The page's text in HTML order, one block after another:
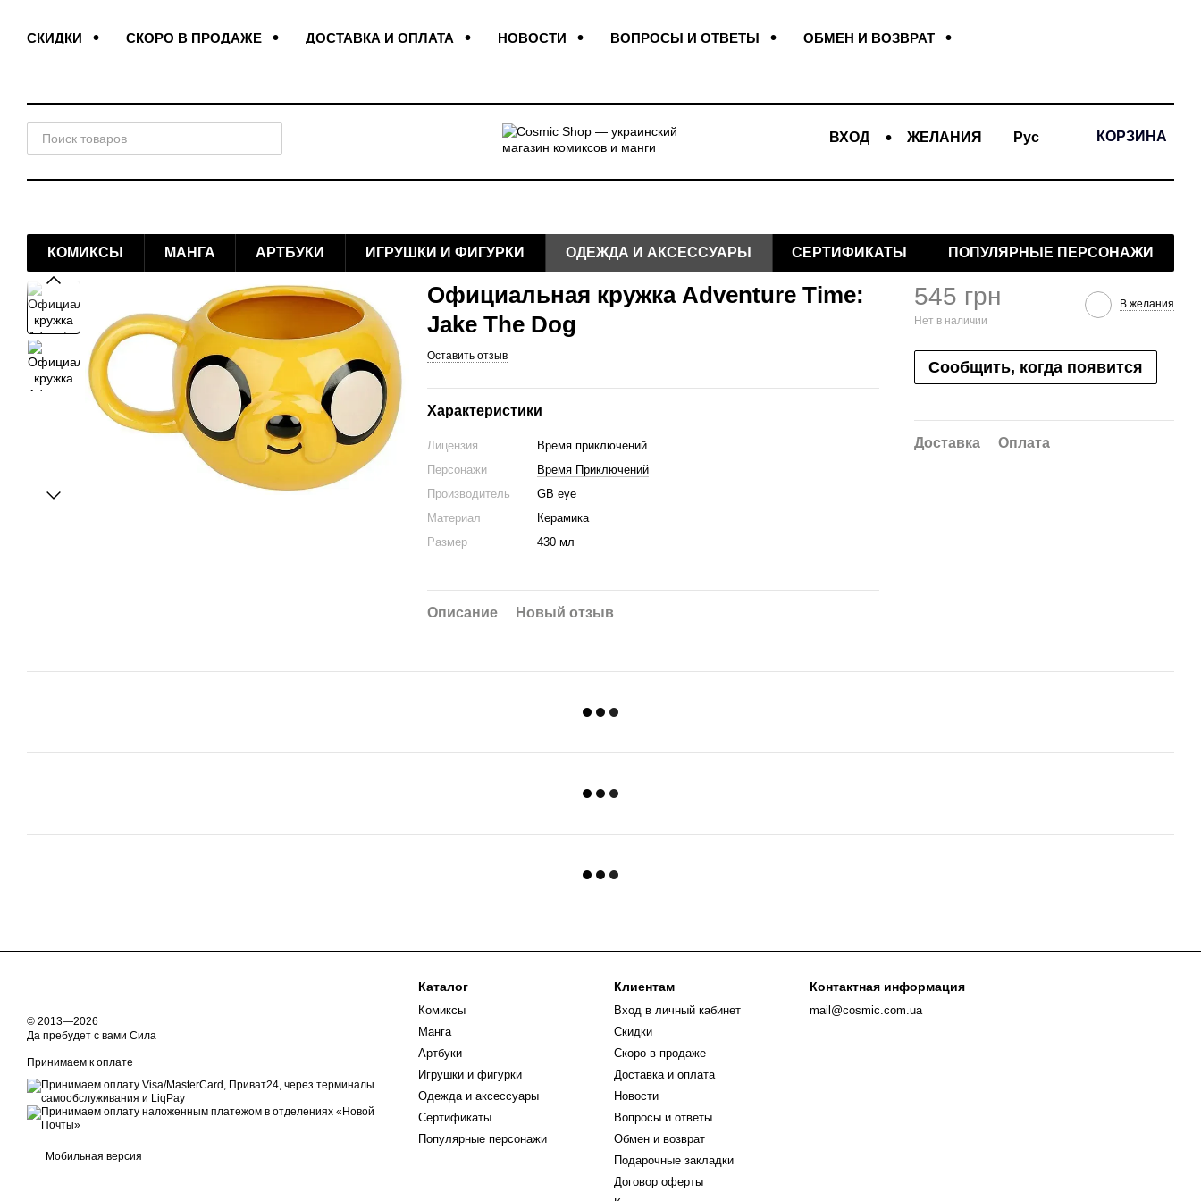
СКИДКИ СКОРО В ПРОДАЖЕ ДОСТАВКА И ОПЛАТА НОВОСТИ ВОПРОСЫ И ОТВЕТЫ
ОБМЕН И ВОЗВРАТ
ВХОД ЖЕЛАНИЯ Рус КОРЗИНА
КОМИКСЫ МАНГА АРТБУКИ ИГРУШКИ И ФИГУРКИ ОДЕЖДА И АКСЕССУАРЫ СЕРТИФИКАТЫ ПОПУЛЯРНЫЕ ПЕРСОНАЖИ
Официальная кружка Adventure Time:
Jake The Dog
Оставить отзыв
Характеристики
Лицензия
Время приключений
Персонажи
Время Приключений
Производитель
GB eye
Материал
Керамика
Размер
430 мл
Описание Новый отзыв
545 грн
Нет в наличии
В желания
Сообщить, когда появится
Доставка Оплата
© 2013—2026
Да пребудет с вами Сила
Принимаем к оплате
Мобильная версия
Каталог
Комиксы
Манга
Артбуки
Игрушки и фигурки
Одежда и аксессуары
Сертификаты
Популярные персонажи
Клиентам
Вход в личный кабинет
Скидки
Скоро в продаже
Доставка и оплата
Новости
Вопросы и ответы
Обмен и возврат
Подарочные закладки
Договор оферты
Контактная информация
mail@cosmic.com.ua